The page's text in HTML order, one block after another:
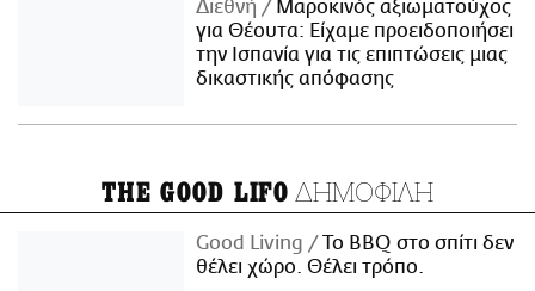
Διεθνή
Μαροκινός αξιωματούχος
για Θέουτα: Είχαμε προειδοποιήσει
την Ισπανία για τις επιπτώσεις μιας
δικαστικής απόφασης
THE GOOD LIFO ΔΗΜΟΦΙΛΗ
Good Living
Το BBQ στο σπίτι δεν
θέλει χώρο. Θέλει τρόπο.